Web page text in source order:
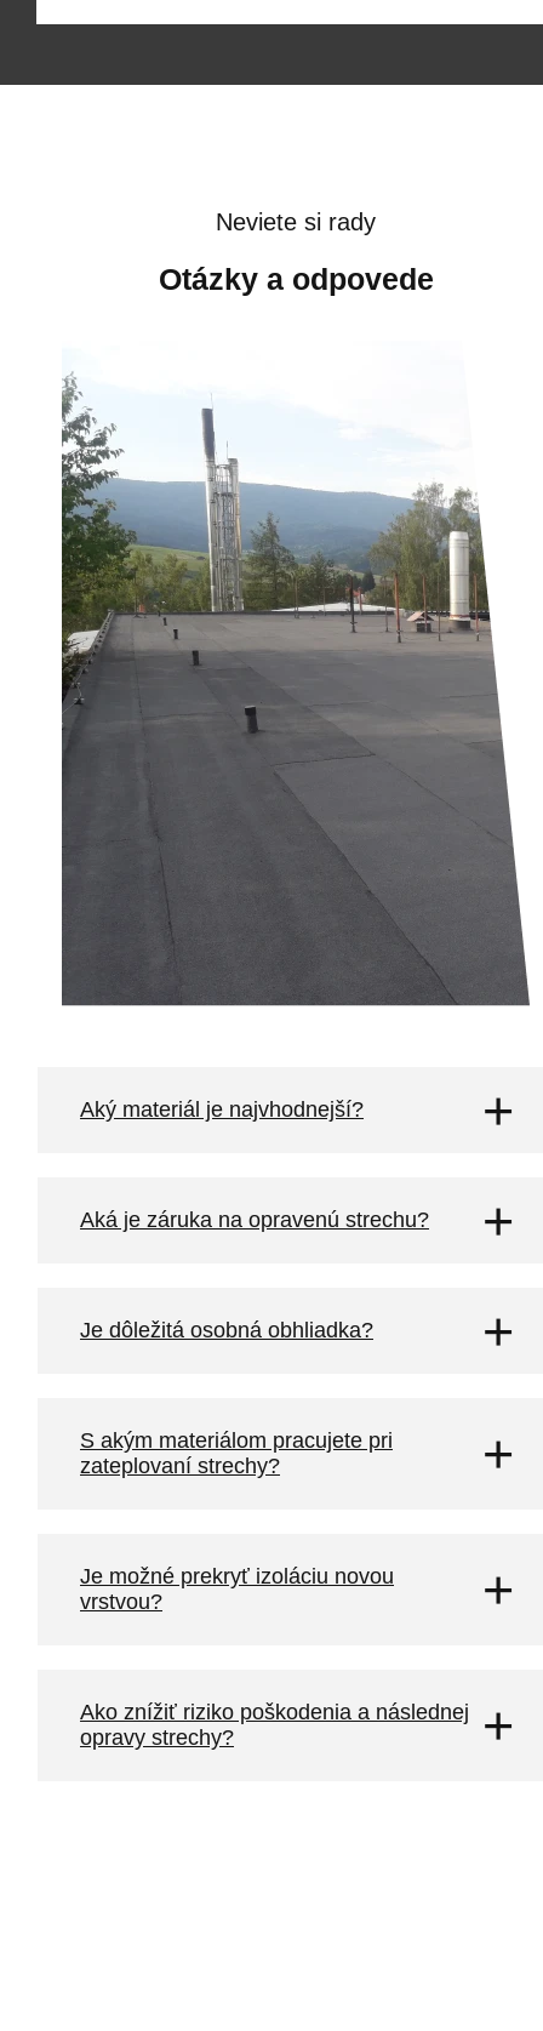
Neviete si rady
Otázky a odpovede
Aký materiál je najvhodnejší?
Aká je záruka na opravenú strechu?
Je dôležitá osobná obhliadka?
S akým materiálom pracujete pri
zateplovaní strechy?
Je možné prekryť izoláciu novou
vrstvou?
Ako znížiť riziko poškodenia a následnej
opravy strechy?